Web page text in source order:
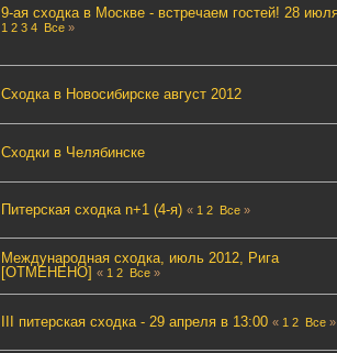
9-ая сходка в Москве - встречаем гостей! 28
1 2 3 4 Все»
Сходка в Новосибирске август 2012
Сходки в Челябинске
Питерская сходка n+1 (4-я) « 1 2 Все»
Международная сходка, июль 2012, Рига
[OTMEHEHO] « 1 2 Все»
III питерская сходка - 29 апреля в 13:00 « 1 2 Все»